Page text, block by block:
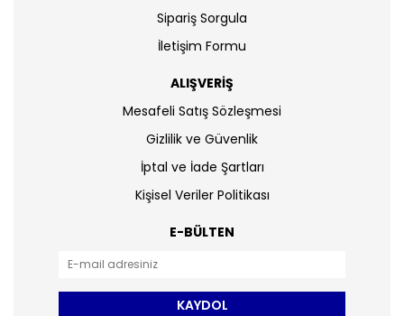
Sipariş Sorgula
İletişim Formu
ALIŞVERİŞ
Mesafeli Satış Sözleşmesi
Gizlilik ve Güvenlik
İptal ve İade Şartları
Kişisel Veriler Politikası
E-BÜLTEN
KAYDOL